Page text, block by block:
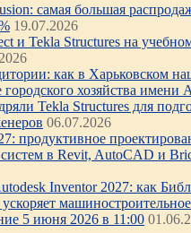
самая большая
19.07.2026
и Tekla Structures на
как в Харьковском
городского хозяйства имени
Tekla Structures для
06.07.2026
продуктивное
в Revit, AutoCAD и
Inventor 2027: как
машиностроительное
5 июня 2026 в 11:00